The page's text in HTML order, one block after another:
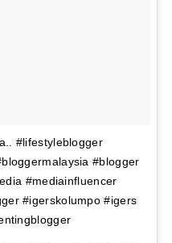
#lifestyleblogger
#blogger
#mediainfluencer
#igerskolumpo #igers